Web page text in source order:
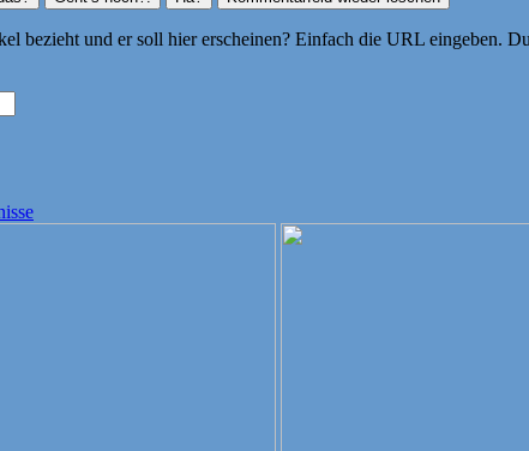
bezieht und er soll hier erscheinen? Einfach die URL eingeben.